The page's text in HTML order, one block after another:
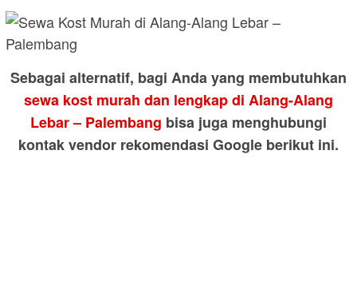
Sebagai alternatif, bagi Anda yang membutuhkan
sewa kost murah dan lengkap di Alang-Alang
Lebar – Palembang bisa juga menghubungi
kontak vendor rekomendasi Google berikut ini.